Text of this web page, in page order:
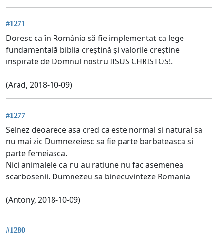
#1271
Doresc ca în România să fie implementat ca lege
fundamentală biblia creștină și valorile creștine
inspirate de Domnul nostru IISUS CHRISTOS!.
(Arad, 2018-10-09)
#1277
Selnez deoarece asa cred ca este normal si natural sa
nu mai zic Dumnezeiesc sa fie parte barbateasca si
parte femeiasca.
Nici animalele ca nu au ratiune nu fac asemenea
scarbosenii. Dumnezeu sa binecuvinteze Romania
(Antony, 2018-10-09)
#1280